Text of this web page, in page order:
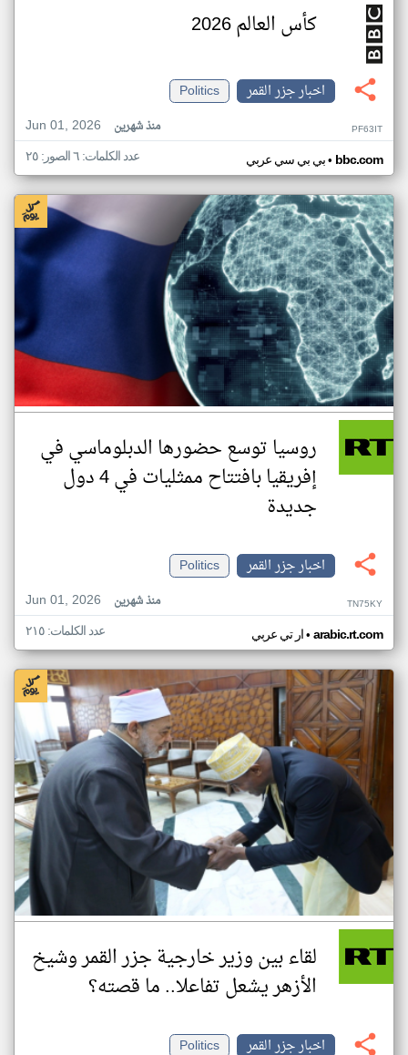
كأس العالم 2026
اخبار جزر القمر
Politics
Jun 01, 2026
منذ شهرين PF63IT
بي بي سي عربي• bbc.com عدد الكلمات: ٦ الصور: ٢٥
روسيا توسع حضورها الدبلوماسي في
إفريقيا بافتتاح ممثليات في 4 دول
جديدة
اخبار جزر القمر
Politics
Jun 01, 2026
منذ شهرين TN75KY
ار تي عربي• arabic.rt.com عدد الكلمات: ٢١٥
لقاء بين وزير خارجية جزر القمر وشيخ
الأزهر يشعل تفاعلا.. ما قصته؟
اخبار جزر القمر
Politics